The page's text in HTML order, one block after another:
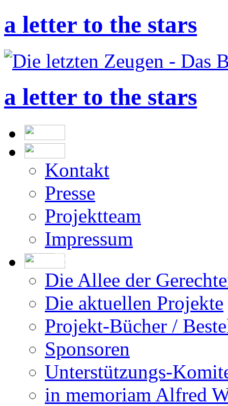
a letter to the stars
a letter to the stars
Kontakt
Presse
Projektteam
Impressum
Die Allee der
Die aktuellen Projekte
Projekt-Bücher /
Sponsoren
Unterstützungs-
in memoriam Alfred
Die Erstellung der Datenbank beruht auf
den vom DÖW - Dokumentationsarchiv des
Österreichischen Widerstandes - zur Ver-